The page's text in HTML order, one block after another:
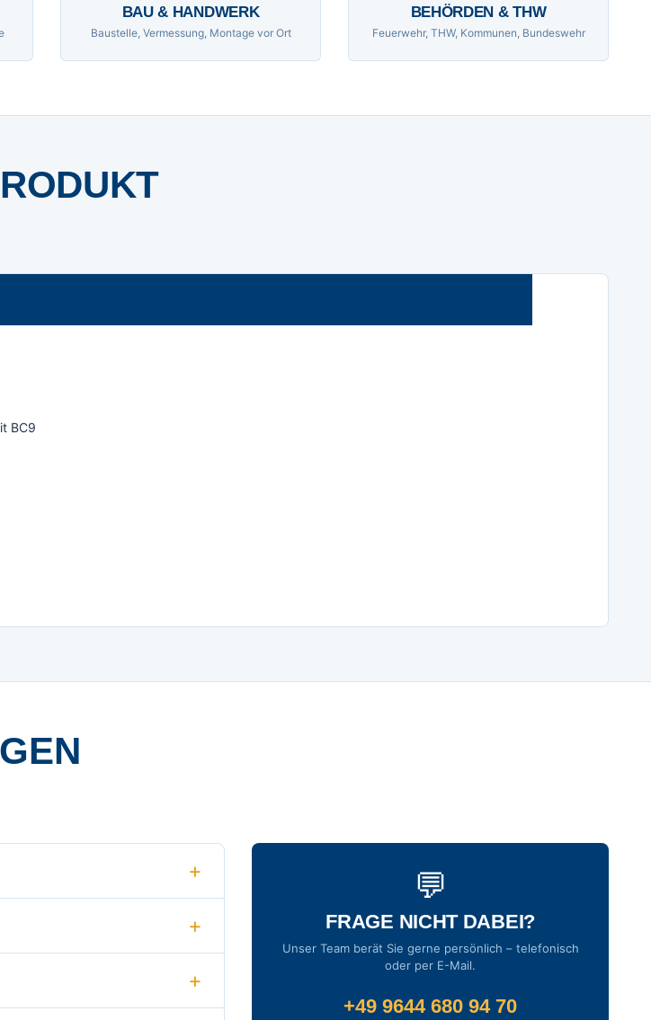
BAU & HANDWERK
Baustelle, Vermessung, Montage vor Ort
BEHÖRDEN & THW
Feuerwehr, THW, Kommunen, Bundeswehr
BC9
💬
FRAGE NICHT DABEI?
Unser Team berät Sie gerne persönlich – telefonisch
oder per E-Mail.
+49 9644 680 94 70